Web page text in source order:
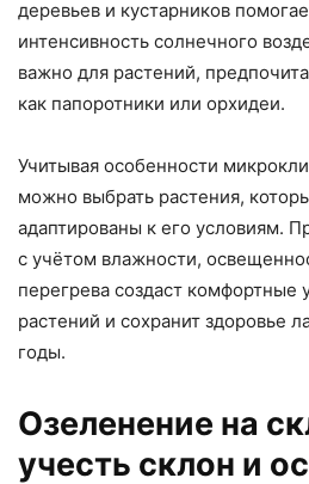
деревьев и кустарников
интенсивность солнечного
важно для растений,
как папоротники или орхидеи.
Учитывая особенности
можно выбрать растения,
адаптированы к его условиям.
с учётом влажности,
перегрева создаст комфортные
растений и сохранит здоровье
годы.
Озеленение на
учесть склон и